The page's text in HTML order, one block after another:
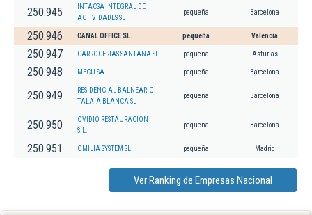
250.945
INTACSA INTEGRAL DE
ACTIVIDADES SL
pequeña Barcelona
250.946 CANAL OFFICE SL. pequeña Valencia
250.947 CARROCERIAS SANTANA SL pequeña Asturias
250.948 MECU SA pequeña Barcelona
250.949
RESIDENCIAL BALNEARIC
TALAIA BLANCA SL
pequeña Barcelona
250.950
OVIDIO RESTAURACION
S.L.
pequeña Barcelona
250.951 OMILIA SYSTEM SL. pequeña Madrid
Ver Ranking de Empresas Nacional